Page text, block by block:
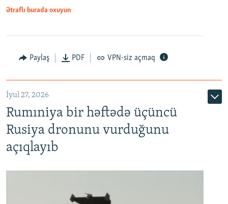
Ətraflı burada oxuyun
Paylaş PDF VPN-siz açmaq
İyul 27, 2026
Rumıniya bir həftədə üçüncü
Rusiya dronunu vurduğunu
açıqlayıb